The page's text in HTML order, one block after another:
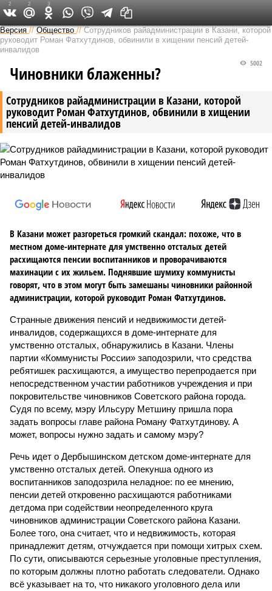
Версия в Татарстане
Версия //Общество //Сотрудников райадминистрации в Казани, которой
руководит Роман Фатхутдинов, обвинили в хищении пенсий детей-
инвалидов
Сотрудников райадминистрации в Казани, которой
руководит Роман Фатхутдинов, обвинили в хищении
пенсий детей-инвалидов
5002
Чиновники блаженны?
В Казани может разгореться громкий скандал: похоже, что в
местном доме-интернате для умственно отсталых детей
расхищаются пенсии воспитанников и проворачиваются
махинации с их жильем. Поднявшие шумиху коммунисты
говорят, что в этом могут быть замешаны чиновники районной
администрации, которой руководит Роман Фатхутдинов.
Странные движения пенсий и недвижимости детей-
инвалидов, содержащихся в доме-интернате для
умственно отсталых, обнаружились в Казани. Члены
партии «Коммунисты России» заподозрили, что средства
ребятишек расхищаются, а имущество перепродается при
непосредственном участии работников учреждения и при
покровительстве чиновников Советского района города.
Судя по всему, мэру Ильсуру Метшину пришла пора
задать вопросы главе района Роману Фатхутдинову. А
может, вопросы нужно задать и самому мэру?
Речь идет о Дербышинском детском доме-интернате для
умственно отсталых детей. Опекунша одного из
воспитанников заподозрила неладное: по ее мнению,
пенсии детей откровенно расхищаются работниками
детдома при содействии неопределенного круга
чиновников администрации Советского района Казани.
Более того, она считает, что и недвижимость, которая
принадлежит детям, отчуждается при помощи хитрых схем.
По сути, описываются серьезные уголовные преступления,
по которым должны плотно работать следователи. Однако
всё указывает на то, что никакого уголовного дела или
2 2 3